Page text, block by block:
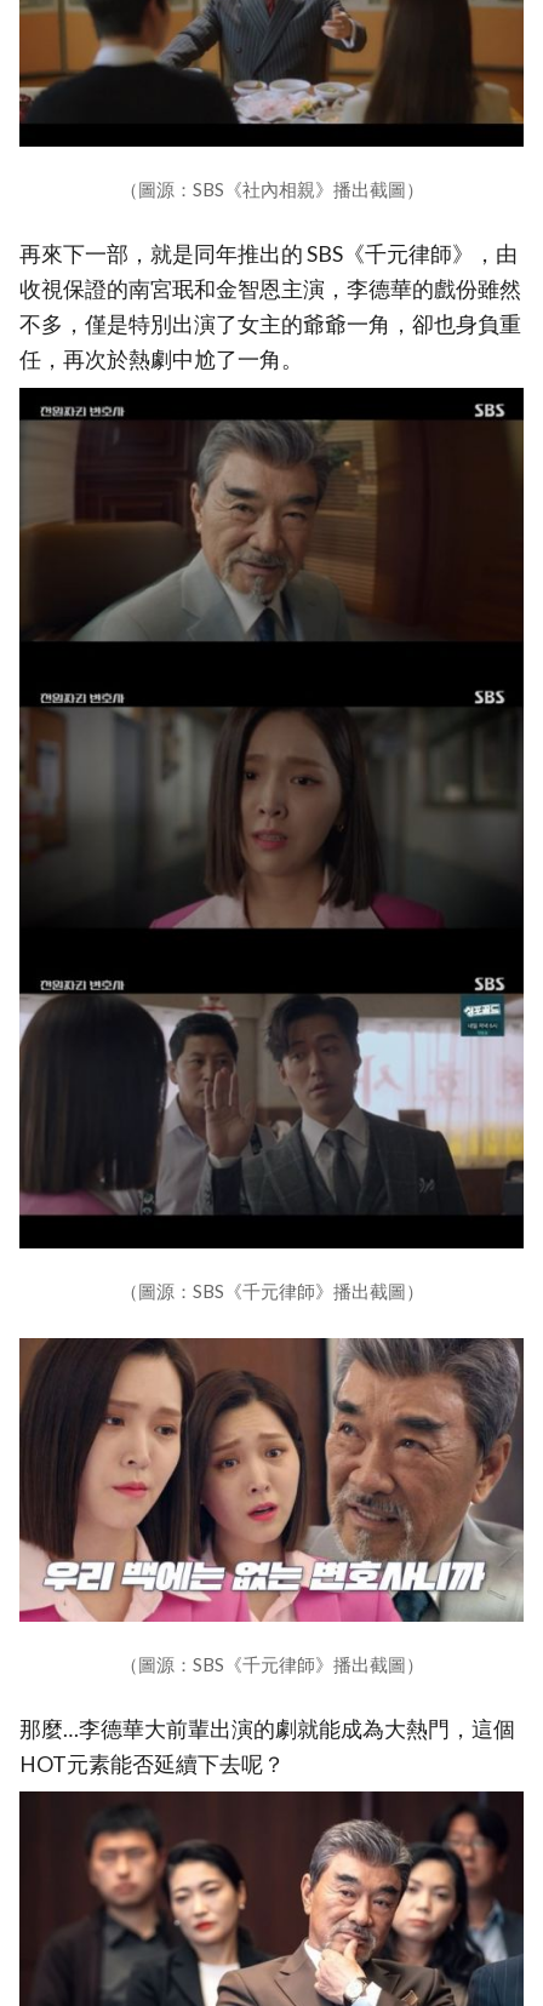
（圖源：SBS《社內相親》播出截圖）
再來下一部，就是同年推出的 SBS《千元律師》，由
收視保證的南宮珉和金智恩主演，李德華的戲份雖然
不多，僅是特別出演了女主的爺爺一角，卻也身負重
任，再次於熱劇中尬了一角。
（圖源：SBS《千元律師》播出截圖）
（圖源：SBS《千元律師》播出截圖）
那麼…李德華大前輩出演的劇就能成為大熱門，這個
HOT元素能否延續下去呢？